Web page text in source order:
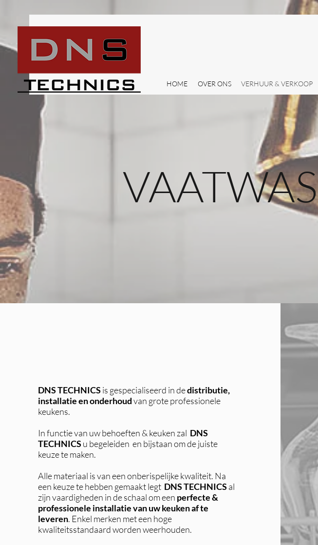
HOME OVER ONS VERHUUR & VERKOOP
VAATWAS
DNS TECHNICS is gespecialiseerd in dedistributie,
installatie en onderhoudvan grote professionele
keukens.
In functie van uw behoeften & keuken zal DNS
TECHNICS u begeleiden en bijstaan om de juiste
keuze te maken.
Alle materiaal is van een onberispelijke kwaliteit. Na
een keuze te hebben gemaakt legt DNS TECHNICS al
zijn vaardigheden in de schaal om een perfecte &
professionele installatie van uw keuken af te
leveren. Enkel merken met een hoge
kwaliteitsstandaard worden weerhouden.